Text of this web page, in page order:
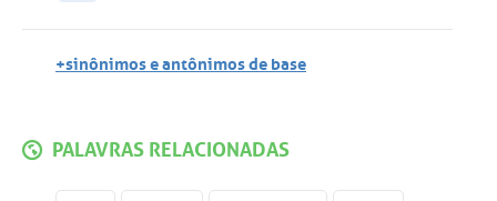
+sinônimos e antônimos de base
PALAVRAS RELACIONADAS